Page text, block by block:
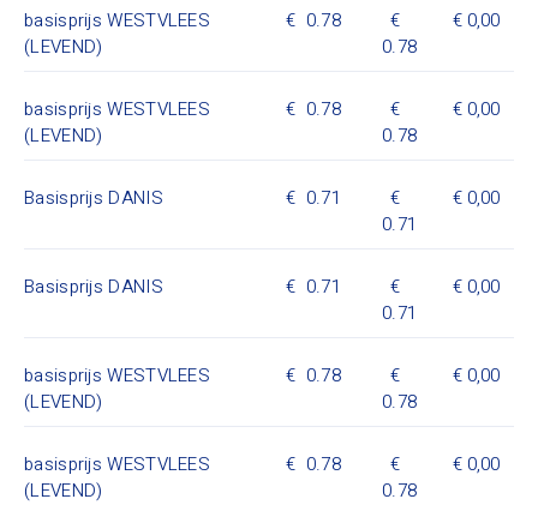
basisprijs WESTVLEES
(LEVEND)
0.78
0.78
0,00
basisprijs WESTVLEES
(LEVEND)
0.78
0.78
0,00
Basisprijs DANIS
0.71
0.71
0,00
Basisprijs DANIS
0.71
0.71
0,00
basisprijs WESTVLEES
(LEVEND)
0.78
0.78
0,00
basisprijs WESTVLEES
(LEVEND)
0.78
0.78
0,00